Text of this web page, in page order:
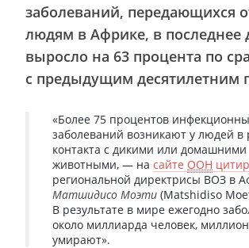
заболеваний, передающихся
людям в Африке, в последнее
выросло на 63 процента по
с предыдущим десятилетним
«Более 75 процентов
заболеваний возникают у людей в
контакта с дикими или домашними
животными, — на сайте ООН
региональной директрисы ВОЗ в
Матшидисо Моэти (Matshidiso
В результате в мире ежегодно
около миллиарда человек,
умирают».